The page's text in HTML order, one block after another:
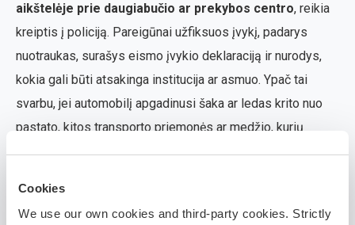
Cookies
We use our own cookies and third-party cookies. Strictly
aikštelėje prie daugiabučio ar prekybos centro, reikia
kreiptis į policiją. Pareigūnai užfiksuos įvykį, padarys
nuotraukas, surašys eismo įvykio deklaraciją ir nurodys,
kokia gali būti atsakinga institucija ar asmuo. Ypač tai
svarbu, jei automobilį apgadinusi šaka ar ledas krito nuo
pastato, kitos transporto priemonės ar medžio, kurių
savininkas nesi Tu. Kreiptis į policiją būtina ir tada, kai